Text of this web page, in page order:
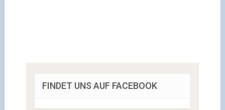
FINDET UNS AUF FACEBOOK